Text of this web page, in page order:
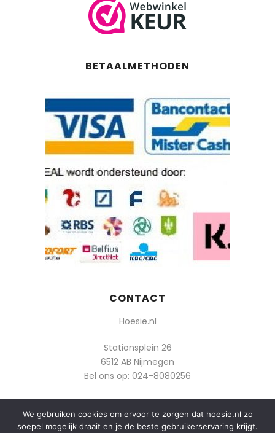
BETAALMETHODEN
CONTACT
Hoesie.nl
Stationsplein 26
6512 AB Nijmegen
Bel ons op: 024-8080256
Of mail: info@hoesie.nl
We gebruiken cookies om ervoor te zorgen dat hoesie.nl zo
soepel mogelijk draait en je de beste gebruikerservaring krijgt.